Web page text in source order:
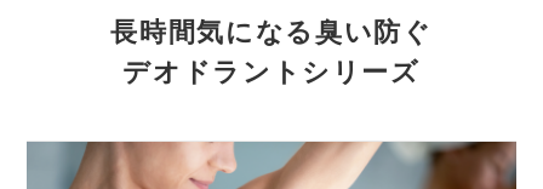
長時間気になる臭い防ぐ
デオドラントシリーズ